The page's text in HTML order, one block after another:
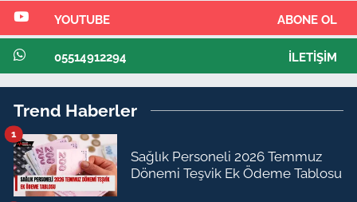
YOUTUBE ABONE OL
05514912294 İLETIŞIM
Trend Haberler
Sağlık Personeli 2026 Temmuz
Dönemi Teşvik Ek Ödeme Tablosu
1